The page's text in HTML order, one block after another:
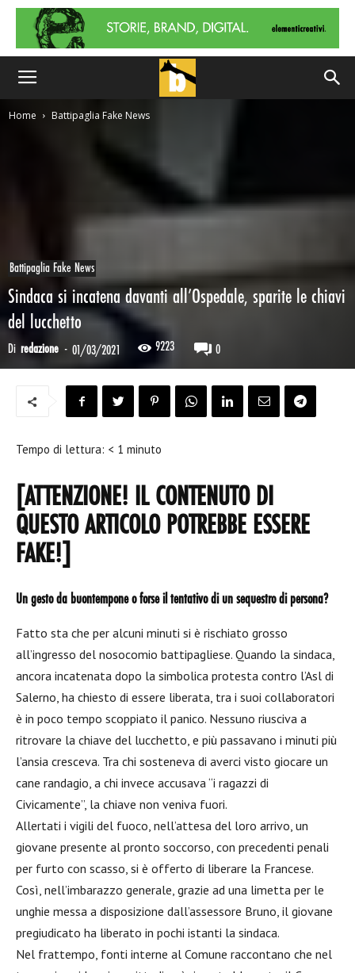
Home Battipaglia Fake News
Battipaglia Fake News
Sindaca si incatena davanti all’Ospedale, sparite le chiavi
del lucchetto
Di redazione - 01/03/2021 9223 0
Tempo di lettura: < 1 minuto
[ATTENZIONE! IL CONTENUTO DI
QUESTO ARTICOLO POTREBBE ESSERE
FAKE!]
Un gesto da buontempone o forse il tentativo di un sequestro di persona?
Fatto sta che per alcuni minuti si è rischiato grosso
all’ingresso del nosocomio battipagliese. Quando la sindaca,
ancora incatenata dopo la simbolica protesta contro l’Asl di
Salerno, ha chiesto di essere liberata, tra i suoi collaboratori
è in poco tempo scoppiato il panico. Nessuno riusciva a
ritrovare la chiave del lucchetto, e più passavano i minuti più
l’ansia cresceva. Tra chi sosteneva di averci visto giocare un
cane randagio, a chi invece accusava “i ragazzi di
Civicamente”, la chiave non veniva fuori.
Allertati i vigili del fuoco, nell’attesa del loro arrivo, un
giovane presente al pronto soccorso, con precedenti penali
per furto con scasso, si è offerto di liberare la Francese.
Così, nell’imbarazzo generale, grazie ad una limetta per le
unghie messa a disposizione dall’assessore Bruno, il giovane
pregiudicato ha liberato in pochi istanti la sindaca.
Nel frattempo, fonti interne al Comune raccontano che nel